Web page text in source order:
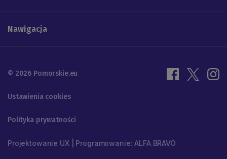
Nawigacja
© 2026 Pomorskie.eu
Ustawienia cookies
Polityka prywatności
Projektowanie UX | Programowanie: ALFA BRAVO